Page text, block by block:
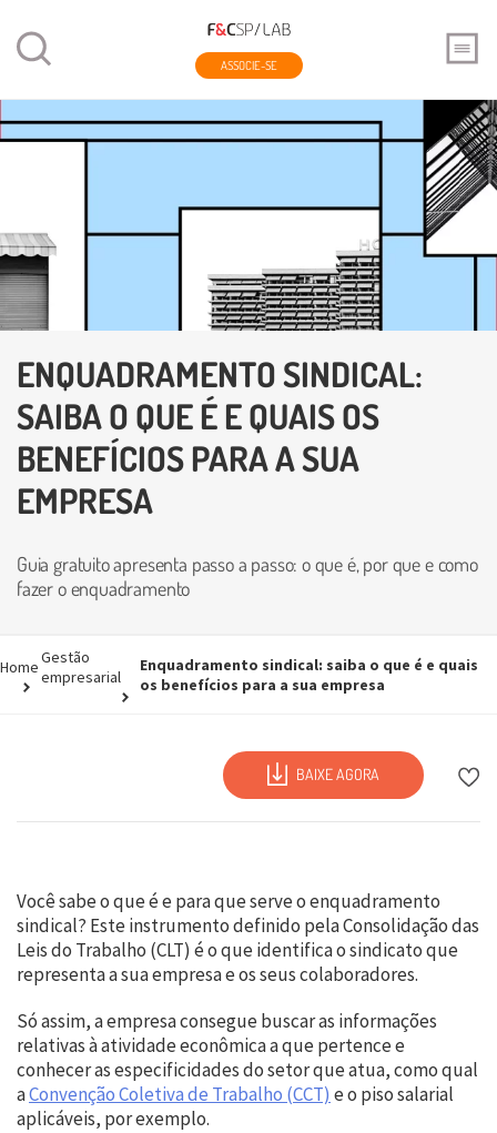
ASSOCIE-SE
ENQUADRAMENTO SINDICAL:
SAIBA O QUE É E QUAIS OS
BENEFÍCIOS PARA A SUA
EMPRESA
Guia gratuito apresenta passo a passo: o que é, por que e como
fazer o enquadramento
HomeGestão
empresarial
Enquadramento sindical: saiba o que é e quais
os benefícios para a sua empresa
BAIXE AGORA
Você sabe o que é e para que serve o enquadramento
sindical? Este instrumento definido pela Consolidação das
Leis do Trabalho (CLT) é o que identifica o sindicato que
representa a sua empresa e os seus colaboradores.
Só assim, a empresa consegue buscar as informações
relativas à atividade econômica a que pertence e
conhecer as especificidades do setor que atua, como qual
aConvenção Coletiva de Trabalho (CCT) e o piso salarial
aplicáveis, por exemplo.